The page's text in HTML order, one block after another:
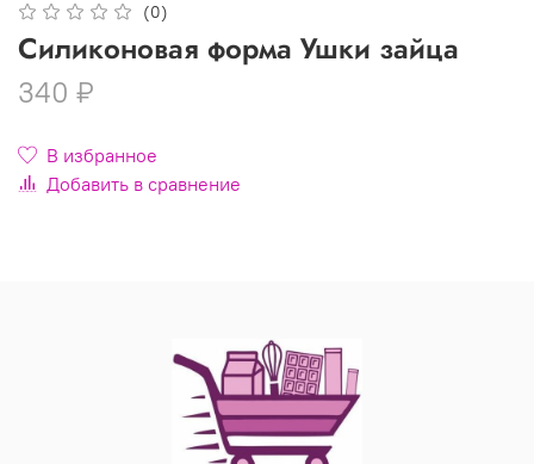
(0)
Силиконовая форма Ушки зайца
340 ₽
В избранное
Добавить в сравнение